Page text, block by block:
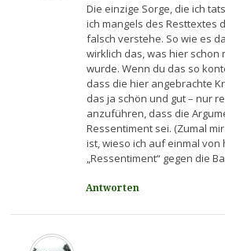
Die einzige Sorge, die ich
ich mangels des Resttextes
falsch verstehe. So wie es
wirklich das, was hier schon
wurde. Wenn du das so
dass die hier angebrachte
das ja schön und gut – nur
anzuführen, dass die
Ressentiment sei. (Zumal
ist, wieso ich auf einmal
„Ressentiment“ gegen die
Antworten